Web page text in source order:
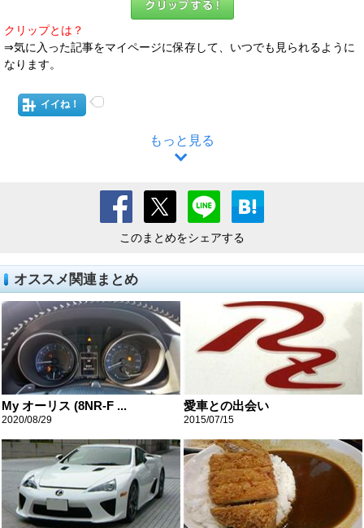
クリップとは？
⇒気に入った記事をマイページに保存して、いつでも見られるように
なります。
イイね！
もっと見る
このまとめをシェアする
オススメ関連まとめ
My オーリス (8NR-F ...
2020/08/29
愛車との出会い
2015/07/15